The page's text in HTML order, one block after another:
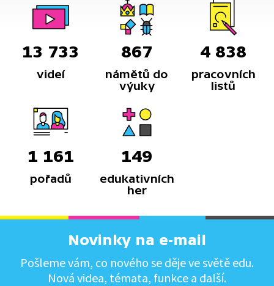
13 733
videí
867
námětů do
výuky
4 838
pracovních
listů
1 161
pořadů
149
edukativních
her
Novinky na e-mail
Pošleme vám, co nového se děje ve světě edu.
Nová videa, témata, funkce a další.